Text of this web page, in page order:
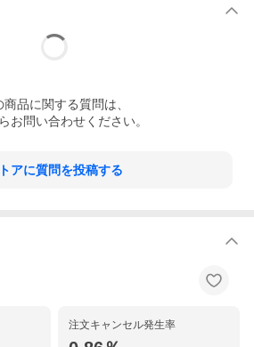
商品に関する質問は、
お問い合わせください。
アに質問を投稿する
注文キャンセル発生率